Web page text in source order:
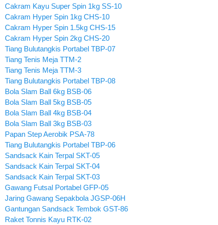
Cakram Kayu Super Spin 1kg SS-10
Cakram Hyper Spin 1kg CHS-10
Cakram Hyper Spin 1.5kg CHS-15
Cakram Hyper Spin 2kg CHS-20
Tiang Bulutangkis Portabel TBP-07
Tiang Tenis Meja TTM-2
Tiang Tenis Meja TTM-3
Tiang Bulutangkis Portabel TBP-08
Bola Slam Ball 6kg BSB-06
Bola Slam Ball 5kg BSB-05
Bola Slam Ball 4kg BSB-04
Bola Slam Ball 3kg BSB-03
Papan Step Aerobik PSA-78
Tiang Bulutangkis Portabel TBP-06
Sandsack Kain Terpal SKT-05
Sandsack Kain Terpal SKT-04
Sandsack Kain Terpal SKT-03
Gawang Futsal Portabel GFP-05
Jaring Gawang Sepakbola JGSP-06H
Gantungan Sandsack Tembok GST-86
Raket Tonnis Kayu RTK-02